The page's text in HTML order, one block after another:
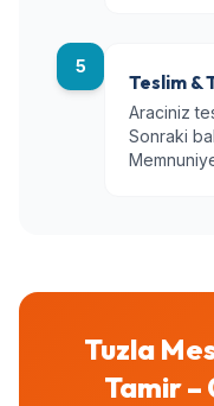
5
Teslim &
Araciniz
Sonraki
Tuzla
Tamir –